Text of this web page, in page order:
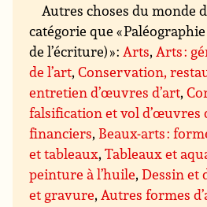
Autres choses du monde
catégorie que «
de l’écriture) » :Arts,Arts :
de l’art,Conservation,
entretien d’œuvres d’art,
falsification et vol d’œuvres
financiers, Beaux-arts :
et tableaux,Tableaux et
peinture à l’huile,Dessin et
et gravure,Autres formes